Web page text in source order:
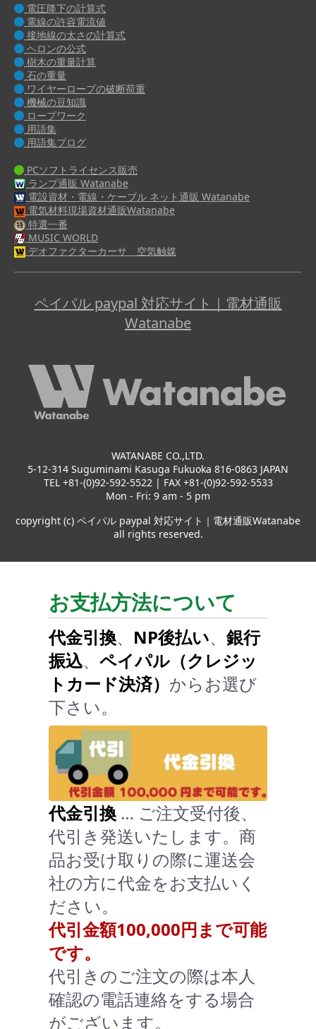
電圧降下の計算式
電線の許容電流値
接地線の太さの計算式
ヘロンの公式
樹木の重量計算
石の重量
ワイヤーロープの破断荷重
機械の豆知識
ロープワーク
用語集
用語集ブログ
PCソフトライセンス販売
ランプ通販 Watanabe
電設資材・電線・ケーブル ネット通販 Watanabe
電気材料現場資材通販Watanabe
特選一番
MUSIC WORLD
デオファクターカーサ 空気触媒
ペイパル paypal 対応サイト｜電材通販
Watanabe
WATANABE CO.,LTD.
5-12-314 Suguminami Kasuga Fukuoka 816-0863 JAPAN
TEL +81-(0)92-592-5522 | FAX +81-(0)92-592-5533
Mon - Fri: 9 am - 5 pm
copyright (c) ペイパル paypal 対応サイト｜電材通販Watanabe
all rights reserved.
お支払方法について
代金引換、 NP後払い、 銀行
振込、 ペイパル（クレジッ
トカード決済） からお選び
下さい。
代金引換 … ご注文受付後、
代引き発送いたします。商
品お受け取りの際に運送会
社の方に代金をお支払いく
ださい。
代引金額100,000円まで可能
です。
代引きのご注文の際は本人
確認の電話連絡をする場合
がございます。